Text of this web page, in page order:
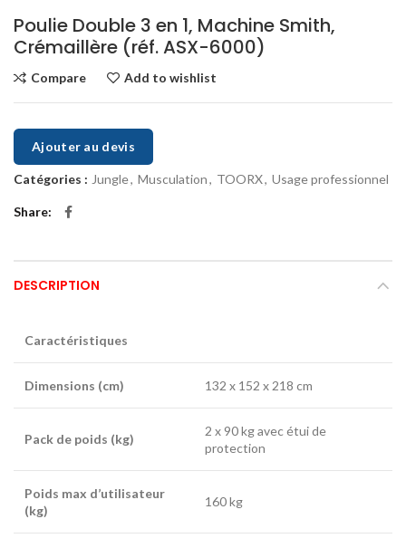
Poulie Double 3 en 1, Machine Smith,
Crémaillère (réf. ASX-6000)
Compare Add to wishlist
Ajouter au devis
Catégories : Jungle, Musculation, TOORX, Usage professionnel
Share
DESCRIPTION
Caractéristiques
Dimensions (cm) 132 x 152 x 218 cm
Pack de poids (kg)
2 x 90 kg avec étui de
protection
Poids max d’utilisateur
(kg)
160 kg